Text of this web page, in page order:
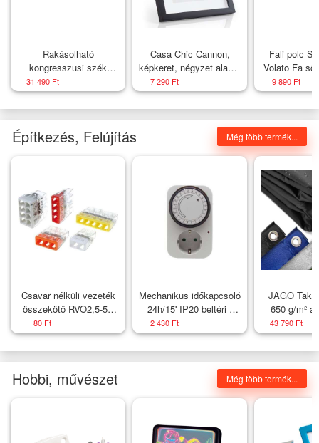
Rakásolható
kongresszusi szék
készlet 2db kék
31 490 Ft
Casa Chic Cannon,
képkeret, négyzet alakú,
fényképek 24,4 x 24,4
cm, paszpartu, üveg
7 290 Ft
Fali polc
Volato Fa
9 890 Ft
Építkezés, Felújítás Még több termék...
Csavar nélküli vezeték
összekötő RVO2,5-5 /
wago/2273-205
80 Ft
Mechanikus időkapcsoló
24h/15' IP20 beltéri /
Home
2 430 Ft
JAGO
650 g/m²
szem 4 x 5
43 790 Ft
Hobbi, művészet Még több termék...